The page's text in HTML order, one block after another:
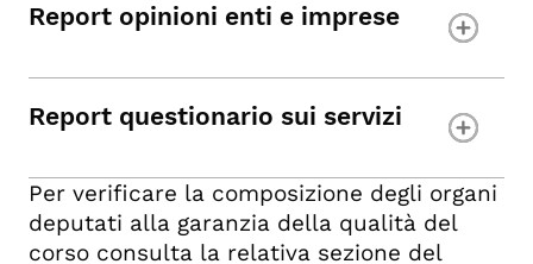
Report opinioni enti e imprese
Report questionario sui servizi
Per verificare la composizione degli organi
deputati alla garanzia della qualità del
corso consulta la relativa sezione del